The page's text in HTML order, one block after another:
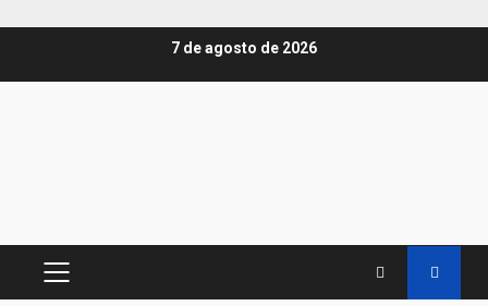
7 de agosto de 2026
MENÚ